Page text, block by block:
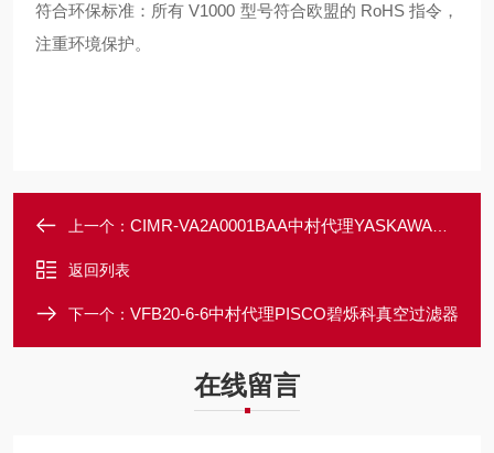
符合环保标准：所有 V1000 型号符合欧盟的 RoHS 指令，
注重环境保护。
上一个： CIMR-VA2A0001BAA中村代理YASKAWA安川逆变器V1000型
返回列表
下一个： VFB20-6-6中村代理PISCO碧烁科真空过滤器
在线留言